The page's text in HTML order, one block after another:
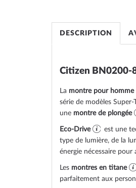
DESCRIPTION
Citizen BN0200-
La montre pour homme
série de modèles
une montre de plongée
Eco-Drive
est une
type de lumière, de la
énergie nécessaire
Les montres en titane
parfaitement aux